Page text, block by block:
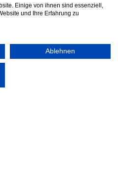
VEREINSSHOP
Einige von ihnen sind essenziell,
und Ihre Erfahrung zu
Ablehnen